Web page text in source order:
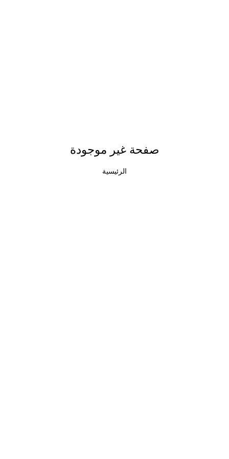
صفحة غير موجودة
الرئيسية